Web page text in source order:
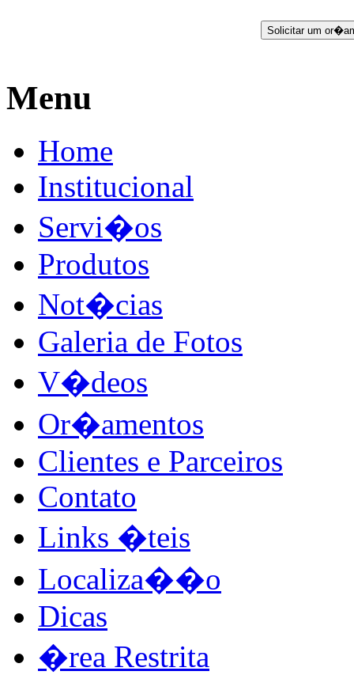
Menu
Home
Institucional
Servi�os
Produtos
Not�cias
Galeria de Fotos
V�deos
Or�amentos
Clientes e Parceiros
Contato
Links �teis
Localiza��o
Dicas
�rea Restrita